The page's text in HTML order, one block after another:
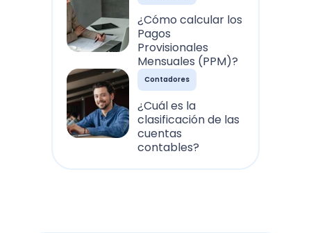
¿Cómo calcular los
Pagos
Provisionales
Mensuales (PPM)?
Contadores
¿Cuál es la
clasificación de las
cuentas
contables?